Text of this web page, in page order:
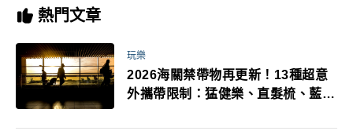
熱門文章
玩樂
2026海關禁帶物再更新！13種超意
外攜帶限制：猛健樂、直髮梳、藍牙
萬！注意事項一次看！